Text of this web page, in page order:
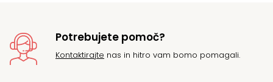
Potrebujete pomoč?
Kontaktirajte nas in hitro vam bomo pomagali.